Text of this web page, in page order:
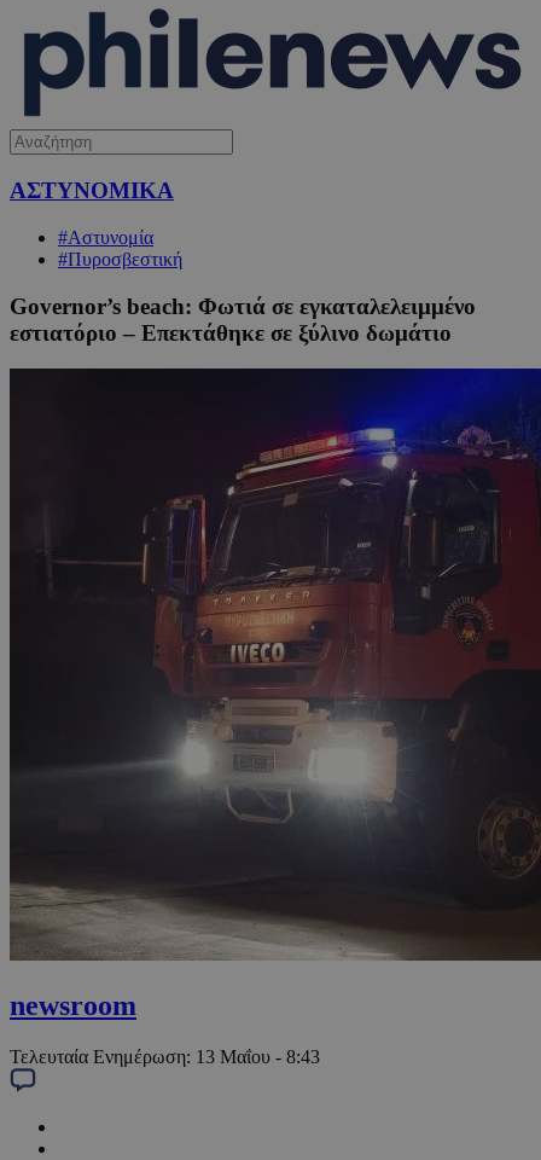
ΑΣΤΥΝΟΜΙΚΑ
#Αστυνομία
#Πυροσβεστική
Governor’s beach: Φωτιά σε εγκαταλελειμμένο
εστιατόριο – Επεκτάθηκε σε ξύλινο δωμάτιο
newsroom
Τελευταία Ενημέρωση: 13 Μαΐου - 8:43